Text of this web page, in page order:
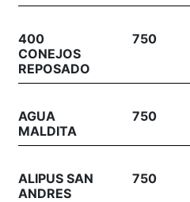
400
CONEJOS
REPOSADO
750
AGUA
MALDITA
750
ALIPUS SAN
ANDRES
750